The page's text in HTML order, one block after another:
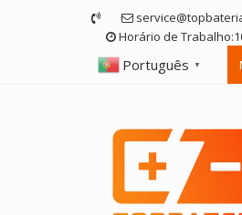
Horário de
Português ▼